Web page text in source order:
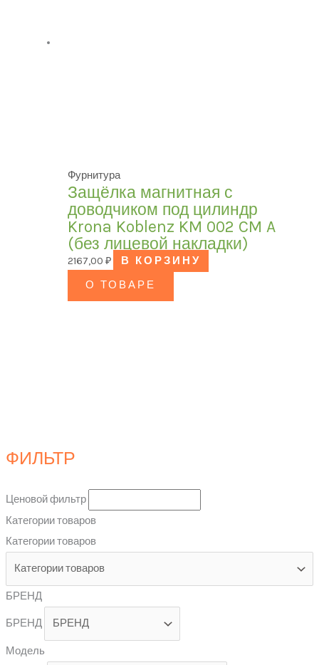
ФИЛЬТР
Ценовой фильтр
Категории товаров
Категории товаров
БРЕНД
БРЕНД
Модель
Фурнитура
Защёлка магнитная с
доводчиком под цилиндр
Krona Koblenz KM 002 CM A
(без лицевой накладки)
2167,00₽
В КОРЗИНУ
О ТОВАРЕ